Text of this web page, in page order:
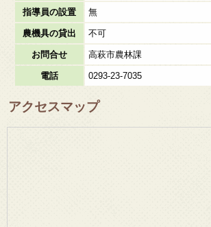
指導員の設置 無
農機具の貸出 不可
お問合せ 高萩市農林課
電話 0293-23-7035
アクセスマップ